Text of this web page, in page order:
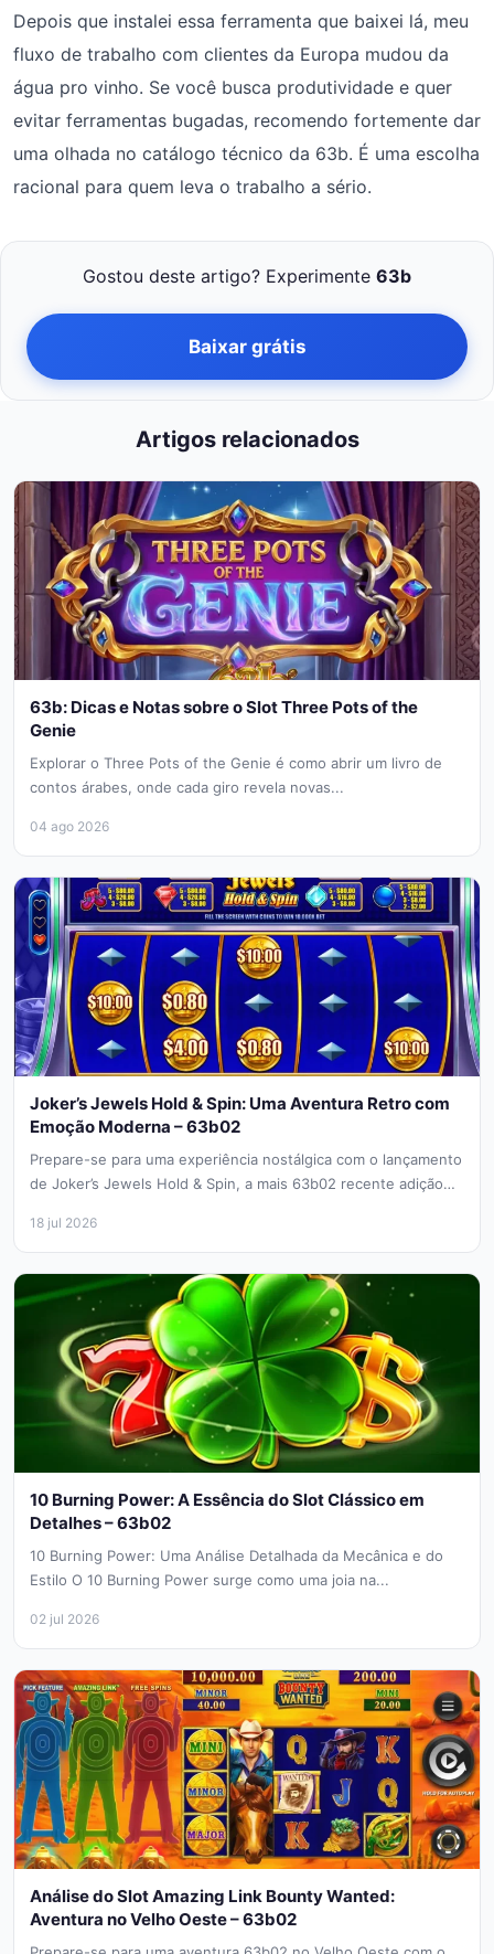
Depois que instalei essa ferramenta que baixei lá, meu
fluxo de trabalho com clientes da Europa mudou da
água pro vinho. Se você busca produtividade e quer
evitar ferramentas bugadas, recomendo fortemente dar
uma olhada no catálogo técnico da 63b. É uma escolha
racional para quem leva o trabalho a sério.
Gostou deste artigo? Experimente 63b
Baixar grátis
Artigos relacionados
63b: Dicas e Notas sobre o Slot Three Pots of the
Genie
Explorar o Three Pots of the Genie é como abrir um livro de
contos árabes, onde cada giro revela novas...
04 ago 2026
Joker’s Jewels Hold & Spin: Uma Aventura Retro com
Emoção Moderna – 63b02
Prepare-se para uma experiência nostálgica com o lançamento
de Joker’s Jewels Hold & Spin, a mais 63b02 recente adição
18 jul 2026
10 Burning Power: A Essência do Slot Clássico em
Detalhes – 63b02
10 Burning Power: Uma Análise Detalhada da Mecânica e do
Estilo O 10 Burning Power surge como uma joia na...
02 jul 2026
Análise do Slot Amazing Link Bounty Wanted:
Aventura no Velho Oeste – 63b02